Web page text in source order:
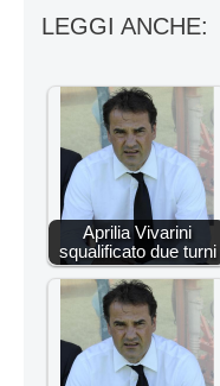
LEGGI ANCHE:
Aprilia Vivarini
squalificato due turni